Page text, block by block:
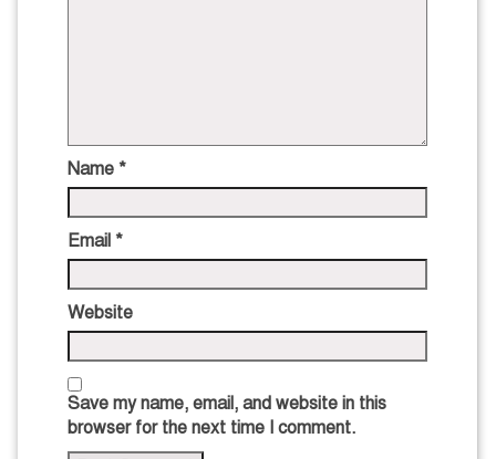
Name *
Email *
Website
Save my name, email, and website in this
browser for the next time I comment.